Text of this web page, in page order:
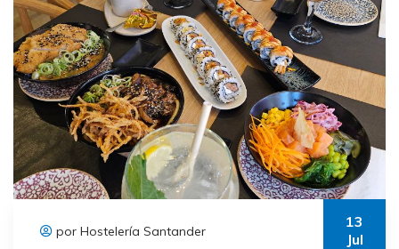
por Hostelería Santander
13
Jul